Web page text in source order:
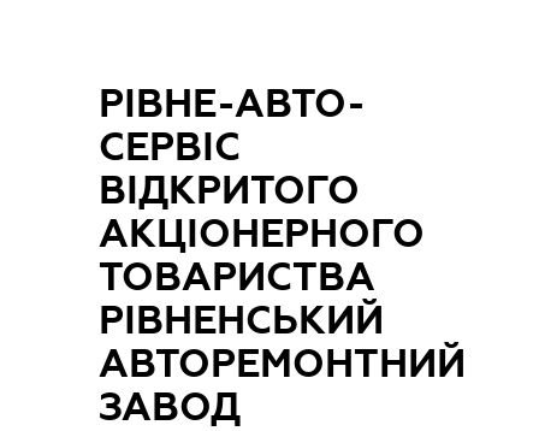
РІВНЕ-АВТО-
СЕРВІС
ВІДКРИТОГО
АКЦІОНЕРНОГО
ТОВАРИСТВА
РІВНЕНСЬКИЙ
АВТОРЕМОНТНИЙ
ЗАВОД